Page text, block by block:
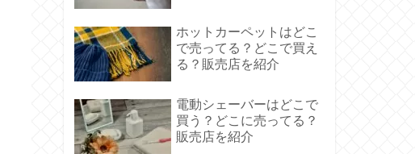
ホットカーペットはどこ
で売ってる？どこで買え
る？販売店を紹介
電動シェーバーはどこで
買う？どこに売ってる？
販売店を紹介